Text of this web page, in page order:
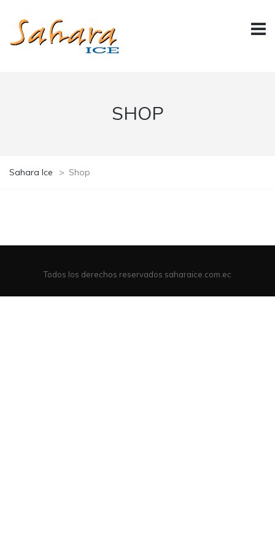
SHOP
Sahara Ice > Shop
Todos los derechos reservados saharaice.com.ec